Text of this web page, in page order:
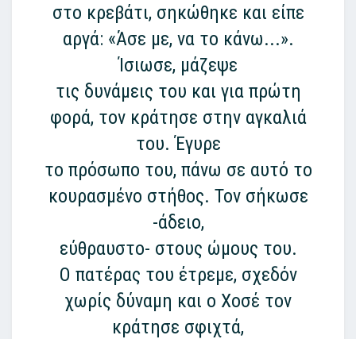
στο κρεβάτι, σηκώθηκε και είπε
αργά: «Άσε με, να το κάνω...».
Ίσιωσε, μάζεψε
τις δυνάμεις του και για πρώτη
φορά, τον κράτησε στην αγκαλιά
του. Έγυρε
το πρόσωπο του, πάνω σε αυτό το
κουρασμένο στήθος. Τον σήκωσε
-άδειο,
εύθραυστο- στους ώμους του.
Ο πατέρας του έτρεμε, σχεδόν
χωρίς δύναμη και ο Χοσέ τον
κράτησε σφιχτά,